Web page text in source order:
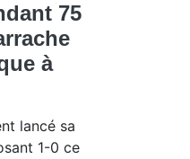
75
à
lancé sa
1-0 ce